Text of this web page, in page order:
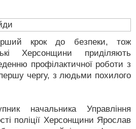
крок до безпеки, тож
Херсонщини приділяють
профілактичної роботи з
чергу, з людьми похилого
начальника Управління
поліції Херсонщини Ярослав